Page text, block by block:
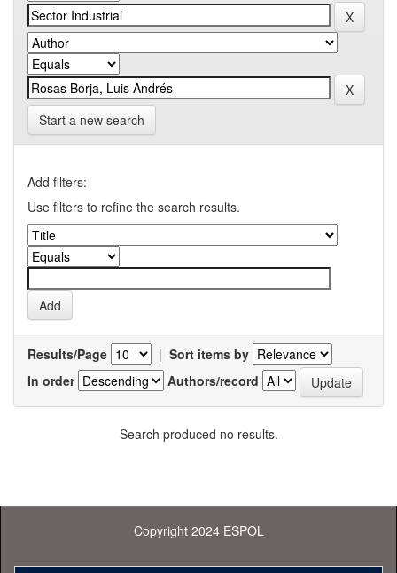
Start a new search
Add filters:
Use filters to refine the search results.
Results/Page | Sort items by
In order
Authors/record
Search produced no results.
Copyright 2024 ESPOL